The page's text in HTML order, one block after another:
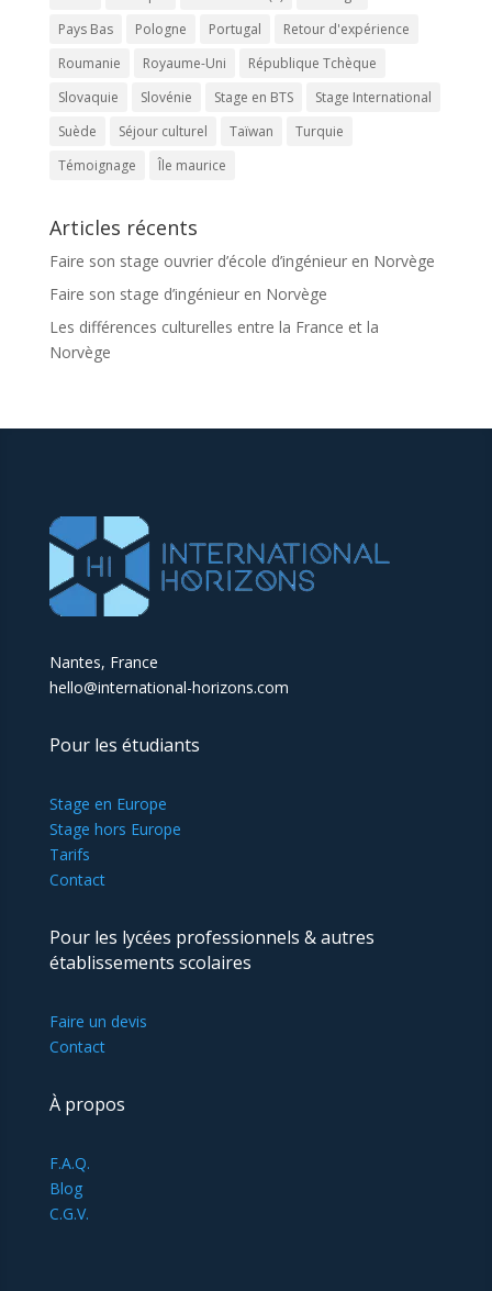
Pays Bas
Pologne Portugal
Retour d'expérience
Roumanie
Royaume-Uni
République Tchèque
Slovaquie
Slovénie Stage en BTS
Stage International
Suède
Séjour culturel Taïwan
Turquie
Témoignage
Île maurice
Articles récents
Faire son stage ouvrier d’école d’ingénieur en Norvège
Faire son stage d’ingénieur en Norvège
Les différences culturelles entre la France et la
Norvège
Nantes, France
hello@international-horizons.com
Pour les étudiants
Stage en Europe
Stage hors Europe
Tarifs
Contact
Pour les lycées professionnels & autres
établissements scolaires
Faire un devis
Contact
À propos
F.A.Q.
Blog
C.G.V.